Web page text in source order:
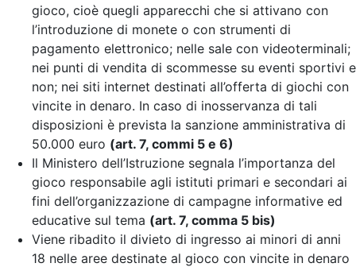
gioco, cioè quegli apparecchi che si attivano con
l’introduzione di monete o con strumenti di
pagamento elettronico; nelle sale con videoterminali;
nei punti di vendita di scommesse su eventi sportivi e
non; nei siti internet destinati all’offerta di giochi con
vincite in denaro. In caso di inosservanza di tali
disposizioni è prevista la sanzione amministrativa di
50.000 euro (art. 7, commi 5 e 6)
Il Ministero dell’Istruzione segnala l’importanza del
gioco responsabile agli istituti primari e secondari ai
fini dell’organizzazione di campagne informative ed
educative sul tema (art. 7, comma 5 bis)
Viene ribadito il divieto di ingresso ai minori di anni
18 nelle aree destinate al gioco con vincite in denaro